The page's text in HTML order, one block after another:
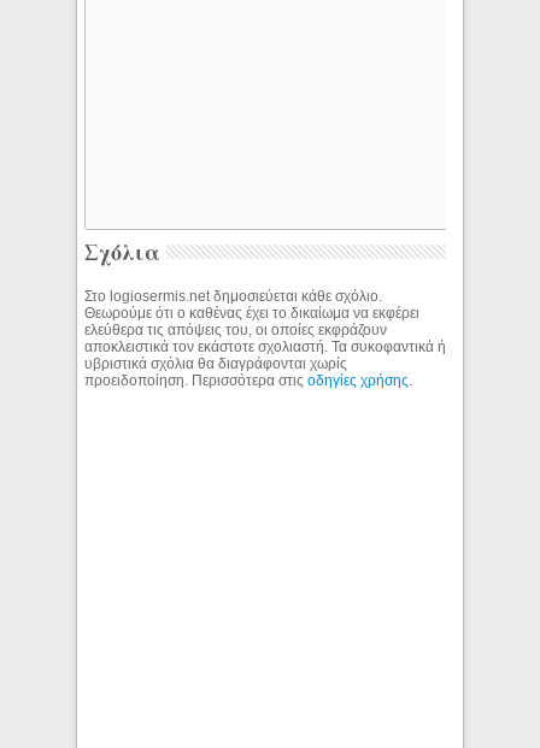
Σχόλια
Στο logiosermis.net δημοσιεύεται κάθε σχόλιο.
Θεωρούμε ότι ο καθένας έχει το δικαίωμα να εκφέρει
ελεύθερα τις απόψεις του, οι οποίες εκφράζουν
αποκλειστικά τον εκάστοτε σχολιαστή. Τα συκοφαντικά ή
υβριστικά σχόλια θα διαγράφονται χωρίς
προειδοποίηση. Περισσότερα στιςοδηγίες χρήσης